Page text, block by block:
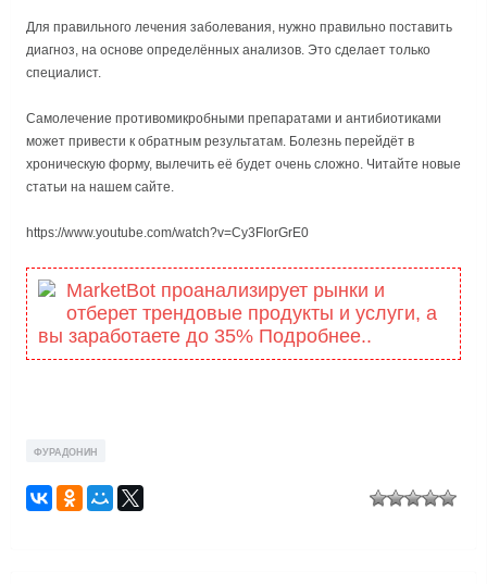
Для правильного лечения заболевания, нужно правильно поставить
диагноз, на основе определённых анализов. Это сделает только
специалист.
Самолечение противомикробными препаратами и антибиотиками
может привести к обратным результатам. Болезнь перейдёт в
хроническую форму, вылечить её будет очень сложно. Читайте новые
статьи на нашем сайте.
https://www.youtube.com/watch?v=Cy3FIorGrE0
MarketBot проанализирует рынки и
отберет трендовые продукты и услуги, а
вы заработаете до 35% Подробнее..
ФУРАДОНИН